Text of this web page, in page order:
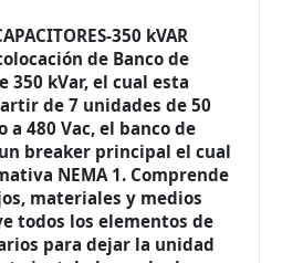
350 kVAR
de Banco de
350 kVar, el cual esta
de 7 unidades de 50
a 480 Vac, el banco de
breaker principal el cual
NEMA 1. Comprende
materiales y medios
todos los elementos de
para dejar la unidad